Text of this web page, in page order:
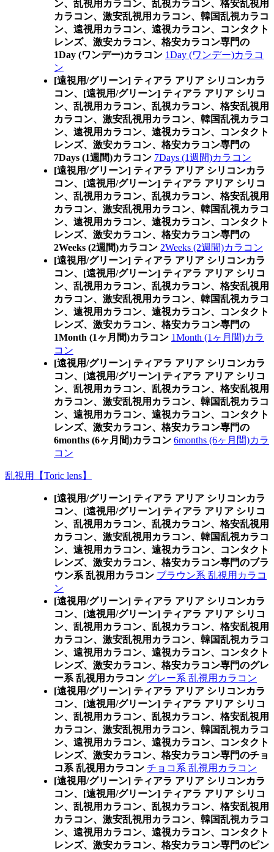
ン、乱視用カラコン、乱視カラコン、格安乱視用
カラコン、激安乱視用カラコン、韓国乱視カラコ
ン、遠視用カラコン、遠視カラコン、コンタクト
レンズ、激安カラコン、格安カラコン専門の
1Day (ワンデー)カラコン 1Day (ワンデー)カラコ
ン
[遠視用/グリーン] ティアラ アリア シリコンカラ
コン、 [遠視用/グリーン] ティアラ アリア シリコ
ン、乱視用カラコン、乱視カラコン、格安乱視用
カラコン、激安乱視用カラコン、韓国乱視カラコ
ン、遠視用カラコン、遠視カラコン、コンタクト
レンズ、激安カラコン、格安カラコン専門の
7Days (1週間)カラコン 7Days (1週間)カラコン
[遠視用/グリーン] ティアラ アリア シリコンカラ
コン、 [遠視用/グリーン] ティアラ アリア シリコ
ン、乱視用カラコン、乱視カラコン、格安乱視用
カラコン、激安乱視用カラコン、韓国乱視カラコ
ン、遠視用カラコン、遠視カラコン、コンタクト
レンズ、激安カラコン、格安カラコン専門の
2Weeks (2週間)カラコン 2Weeks (2週間)カラコン
[遠視用/グリーン] ティアラ アリア シリコンカラ
コン、 [遠視用/グリーン] ティアラ アリア シリコ
ン、乱視用カラコン、乱視カラコン、格安乱視用
カラコン、激安乱視用カラコン、韓国乱視カラコ
ン、遠視用カラコン、遠視カラコン、コンタクト
レンズ、激安カラコン、格安カラコン専門の
1Month (1ヶ月間)カラコン 1Month (1ヶ月間)カラ
コン
[遠視用/グリーン] ティアラ アリア シリコンカラ
コン、 [遠視用/グリーン] ティアラ アリア シリコ
ン、乱視用カラコン、乱視カラコン、格安乱視用
カラコン、激安乱視用カラコン、韓国乱視カラコ
ン、遠視用カラコン、遠視カラコン、コンタクト
レンズ、激安カラコン、格安カラコン専門の
6months (6ヶ月間)カラコン 6months (6ヶ月間)カラ
コン
乱視用【Toric lens】
[遠視用/グリーン] ティアラ アリア シリコンカラ
コン、 [遠視用/グリーン] ティアラ アリア シリコ
ン、乱視用カラコン、乱視カラコン、格安乱視用
カラコン、激安乱視用カラコン、韓国乱視カラコ
ン、遠視用カラコン、遠視カラコン、コンタクト
レンズ、激安カラコン、格安カラコン専門のブラ
ウン系 乱視用カラコン ブラウン系 乱視用カラコ
ン
[遠視用/グリーン] ティアラ アリア シリコンカラ
コン、 [遠視用/グリーン] ティアラ アリア シリコ
ン、乱視用カラコン、乱視カラコン、格安乱視用
カラコン、激安乱視用カラコン、韓国乱視カラコ
ン、遠視用カラコン、遠視カラコン、コンタクト
レンズ、激安カラコン、格安カラコン専門のグレ
ー系 乱視用カラコン グレー系 乱視用カラコン
[遠視用/グリーン] ティアラ アリア シリコンカラ
コン、 [遠視用/グリーン] ティアラ アリア シリコ
ン、乱視用カラコン、乱視カラコン、格安乱視用
カラコン、激安乱視用カラコン、韓国乱視カラコ
ン、遠視用カラコン、遠視カラコン、コンタクト
レンズ、激安カラコン、格安カラコン専門のチョ
コ系 乱視用カラコン チョコ系 乱視用カラコン
[遠視用/グリーン] ティアラ アリア シリコンカラ
コン、 [遠視用/グリーン] ティアラ アリア シリコ
ン、乱視用カラコン、乱視カラコン、格安乱視用
カラコン、激安乱視用カラコン、韓国乱視カラコ
ン、遠視用カラコン、遠視カラコン、コンタクト
レンズ、激安カラコン、格安カラコン専門のピン